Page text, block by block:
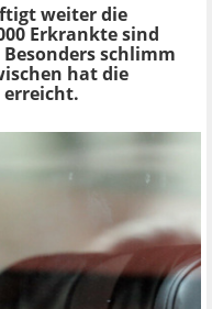
weiter die
Erkrankte sind
schlimm
hat die